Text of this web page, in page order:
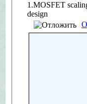
1.MOSFET
design